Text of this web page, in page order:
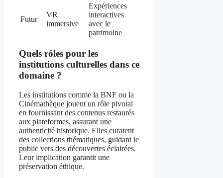
Futur
VR
immersive
Expériences
interactives
avec le
patrimoine
Quels rôles pour les
institutions culturelles dans ce
domaine ?
Les institutions comme la BNF ou la
Cinémathèque jouent un rôle pivotal
en fournissant des contenus restaurés
aux plateformes, assurant une
authenticité historique. Elles curatent
des collections thématiques, guidant le
public vers des découvertes éclairées.
Leur implication garantit une
préservation éthique.